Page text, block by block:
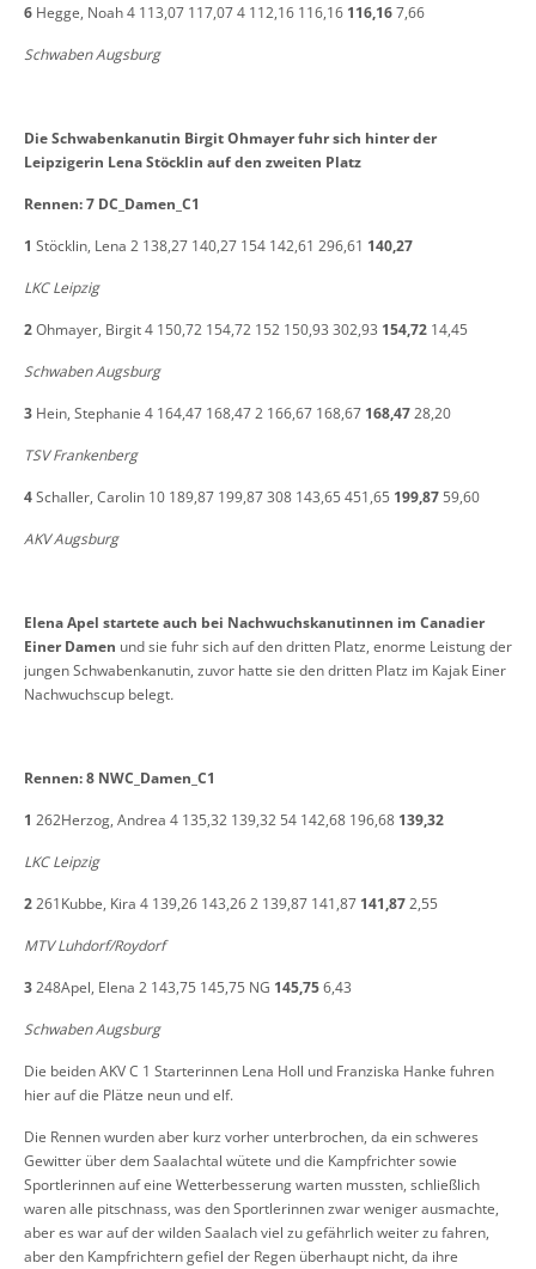
6 Hegge, Noah 4 113,07 117,07 4 112,16 116,16 116,167,66
Schwaben Augsburg
Die Schwabenkanutin Birgit Ohmayer fuhr sich hinter der
Leipzigerin Lena Stöcklin auf den zweiten Platz
Rennen: 7 DC_Damen_C1
1 Stöcklin, Lena 2 138,27 140,27 154 142,61 296,61 140,27
LKC Leipzig
2Ohmayer, Birgit 4 150,72 154,72 152 150,93 302,93 154,72 14,45
Schwaben Augsburg
3 Hein, Stephanie 4 164,47 168,47 2 166,67 168,67 168,4728,20
TSV Frankenberg
4Schaller, Carolin 10 189,87 199,87 308 143,65 451,65 199,87 59,60
AKV Augsburg
Elena Apel startete auch bei Nachwuchskanutinnen im Canadier
Einer Damen und sie fuhr sich auf den dritten Platz, enorme Leistung der
jungen Schwabenkanutin, zuvor hatte sie den dritten Platz im Kajak Einer
Nachwuchscup belegt.
Rennen: 8 NWC_Damen_C1
1 262Herzog, Andrea 4 135,32 139,32 54 142,68 196,68 139,32
LKC Leipzig
2261Kubbe, Kira 4 139,26 143,26 2 139,87 141,87 141,872,55
MTV Luhdorf/Roydorf
3248Apel, Elena 2 143,75 145,75 NG 145,756,43
Schwaben Augsburg
Die beiden AKV C 1 Starterinnen Lena Holl und Franziska Hanke fuhren
hier auf die Plätze neun und elf.
Die Rennen wurden aber kurz vorher unterbrochen, da ein schweres
Gewitter über dem Saalachtal wütete und die Kampfrichter sowie
Sportlerinnen auf eine Wetterbesserung warten mussten, schließlich
waren alle pitschnass, was den Sportlerinnen zwar weniger ausmachte,
aber es war auf der wilden Saalach viel zu gefährlich weiter zu fahren,
aber den Kampfrichtern gefiel der Regen überhaupt nicht, da ihre